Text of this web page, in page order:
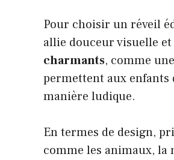
Pour choisir un réveil
allie douceur visuelle
charmants, comme
permettent aux enfants
manière ludique.
En termes de design,
comme les animaux, la